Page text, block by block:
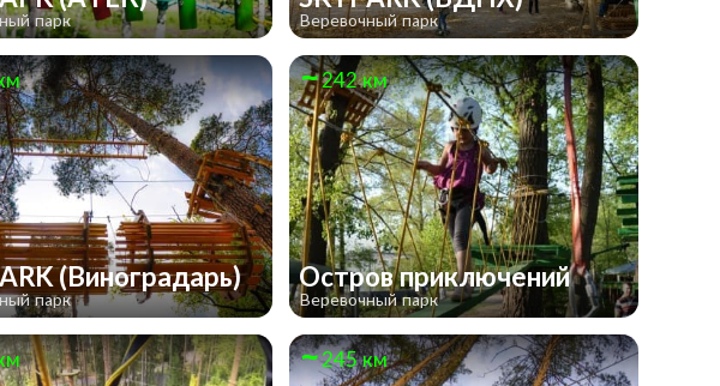
парк Веревочный парк
(Виноградарь)
парк
242 км
Остров приключений
Веревочный парк
245 км